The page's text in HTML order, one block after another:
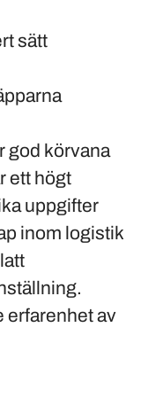
sätt
god körvana
ett högt
uppgifter
inom logistik
erfarenhet av